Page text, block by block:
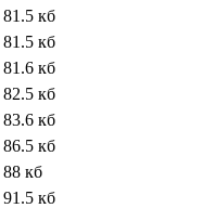
81.5 кб
81.5 кб
81.6 кб
82.5 кб
83.6 кб
86.5 кб
88 кб
91.5 кб